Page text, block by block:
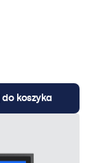
do koszyka